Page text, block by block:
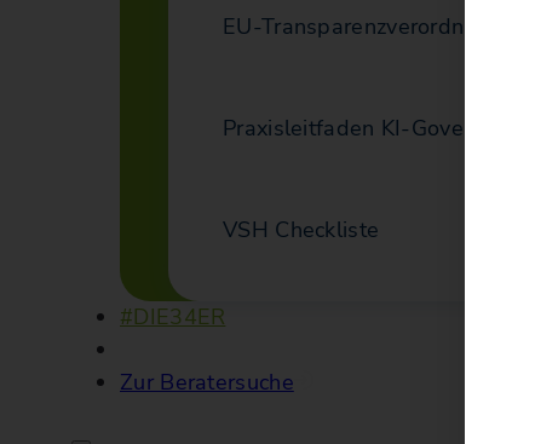
EU-Transparenzverordnung (TVO)
Praxisleitfaden KI-Governance
VSH Checkliste
#DIE34ER
Zur Beratersuche